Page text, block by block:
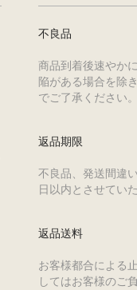
不良品
商品到着後速やか
陥がある場合を除
でご了承ください。
返品期限
不良品、発送間違
日以内とさせてい
返品送料
お客様都合による
してはお客様のご